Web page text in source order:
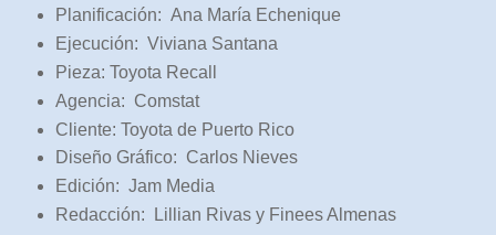
Planificación: Ana María Echenique
Ejecución: Viviana Santana
Pieza: Toyota Recall
Agencia: Comstat
Cliente: Toyota de Puerto Rico
Diseño Gráfico: Carlos Nieves
Edición: Jam Media
Redacción: Lillian Rivas y Finees Almenas